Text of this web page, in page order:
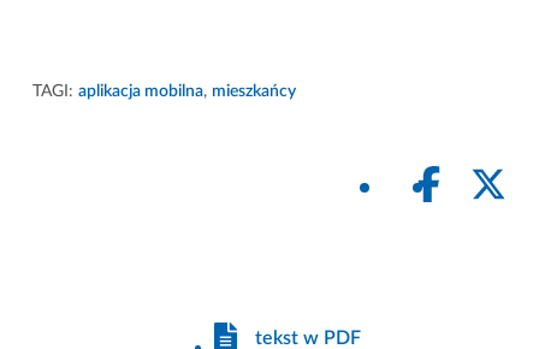
TAGI: aplikacja mobilna, mieszkańcy
tekst w PDF